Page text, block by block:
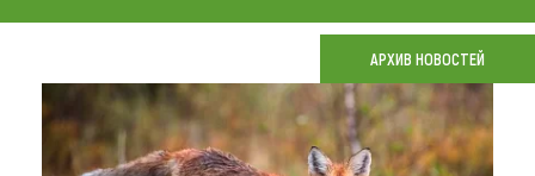
Новости
Что привезти (сувениры)
АРХИВ НОВОСТЕЙ